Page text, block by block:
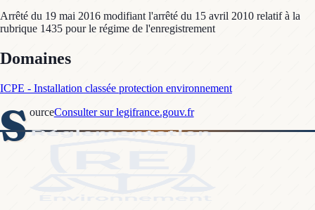
Arrêté du 19 mai 2016 modifiant l'arrêté du 15 avril 2010 relatif à la
rubrique 1435 pour le régime de l'enregistrement
Domaines
ICPE - Installation classée protection environnement
S ourceConsulter sur legifrance.gouv.fr